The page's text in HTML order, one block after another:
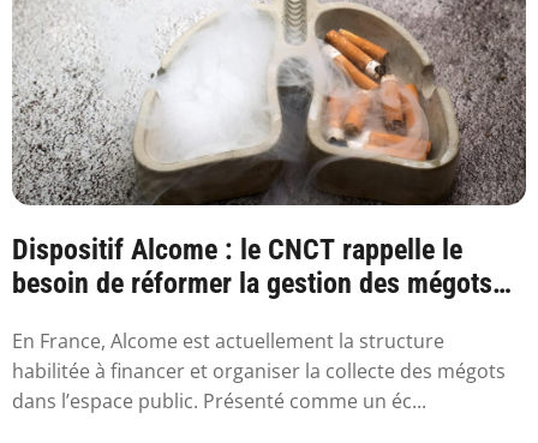
Dispositif Alcome : le CNCT rappelle le
besoin de réformer la gestion des mégots
En France, Alcome est actuellement la structure
habilitée à financer et organiser la collecte des mégots
dans l’espace public. Présenté comme un éc...